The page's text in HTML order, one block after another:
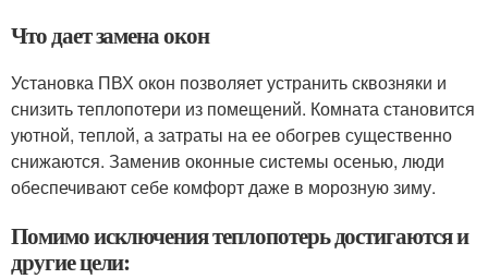
Что дает замена окон
Установка ПВХ окон позволяет устранить сквозняки и
снизить теплопотери из помещений. Комната становится
уютной, теплой, а затраты на ее обогрев существенно
снижаются. Заменив оконные системы осенью, люди
обеспечивают себе комфорт даже в морозную зиму.
Помимо исключения теплопотерь достигаются и
другие цели: